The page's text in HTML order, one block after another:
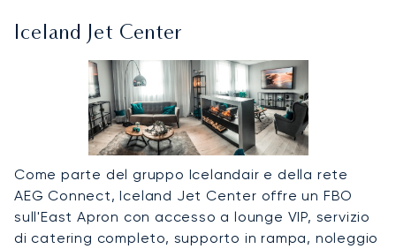
Iceland Jet Center
Come parte del gruppo Icelandair e della rete
AEG Connect, Iceland Jet Center offre un FBO
sull'East Apron con accesso a lounge VIP, servizio
di catering completo, supporto in rampa, noleggio